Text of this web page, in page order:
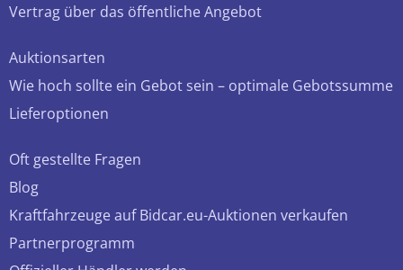
Vertrag über das öffentliche Angebot
Auktionsarten
Wie hoch sollte ein Gebot sein – optimale Gebotssumme
Lieferoptionen
Oft gestellte Fragen
Blog
Kraftfahrzeuge auf Bidcar.eu-Auktionen verkaufen
Partnerprogramm